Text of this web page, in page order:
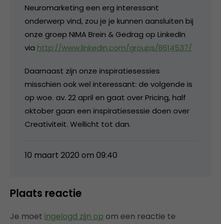
Neuromarketing een erg interessant
onderwerp vind, zou je je kunnen aansluiten bij
onze groep NIMA Brein & Gedrag op LinkedIn
via http://www.linkedin.com/groups/8614537/
Daarnaast zijn onze inspiratiesessies
misschien ook wel interessant: de volgende is
op woe. av. 22 april en gaat over Pricing, half
oktober gaan een inspiratiesessie doen over
Creativiteit. Wellicht tot dan.
10 maart 2020 om 09:40
Plaats reactie
Je moet ingelogd zijn op om een reactie te